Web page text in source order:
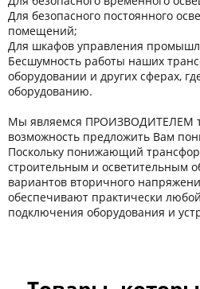
Для безопасного постоянного
помещений;
Для шкафов управления
Бесшумность работы наших
оборудовании и других сферaх,
оборудованию.
Мы являемся ПРОИЗВОДИТЕЛЕМ
возможность предложить Вам
Поскольку понижающий
строительным и осветительным
вариантов вторичного
обеспечивают практически
подключения оборудования и